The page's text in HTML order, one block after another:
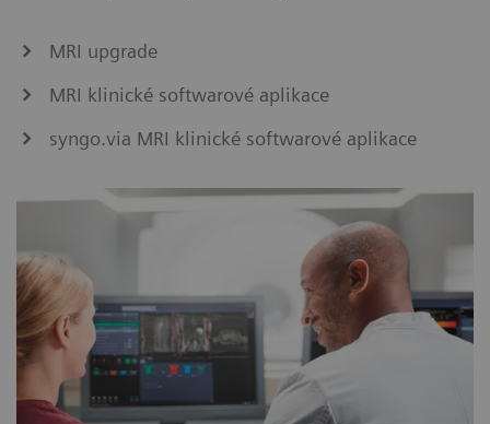
MRI upgrade
MRI klinické softwarové aplikace
syngo.via MRI klinické softwarové aplikace